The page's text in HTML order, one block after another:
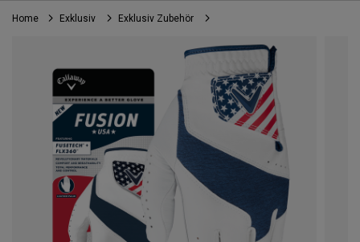
Golf
Home Exklusiv Exklusiv Zubehör